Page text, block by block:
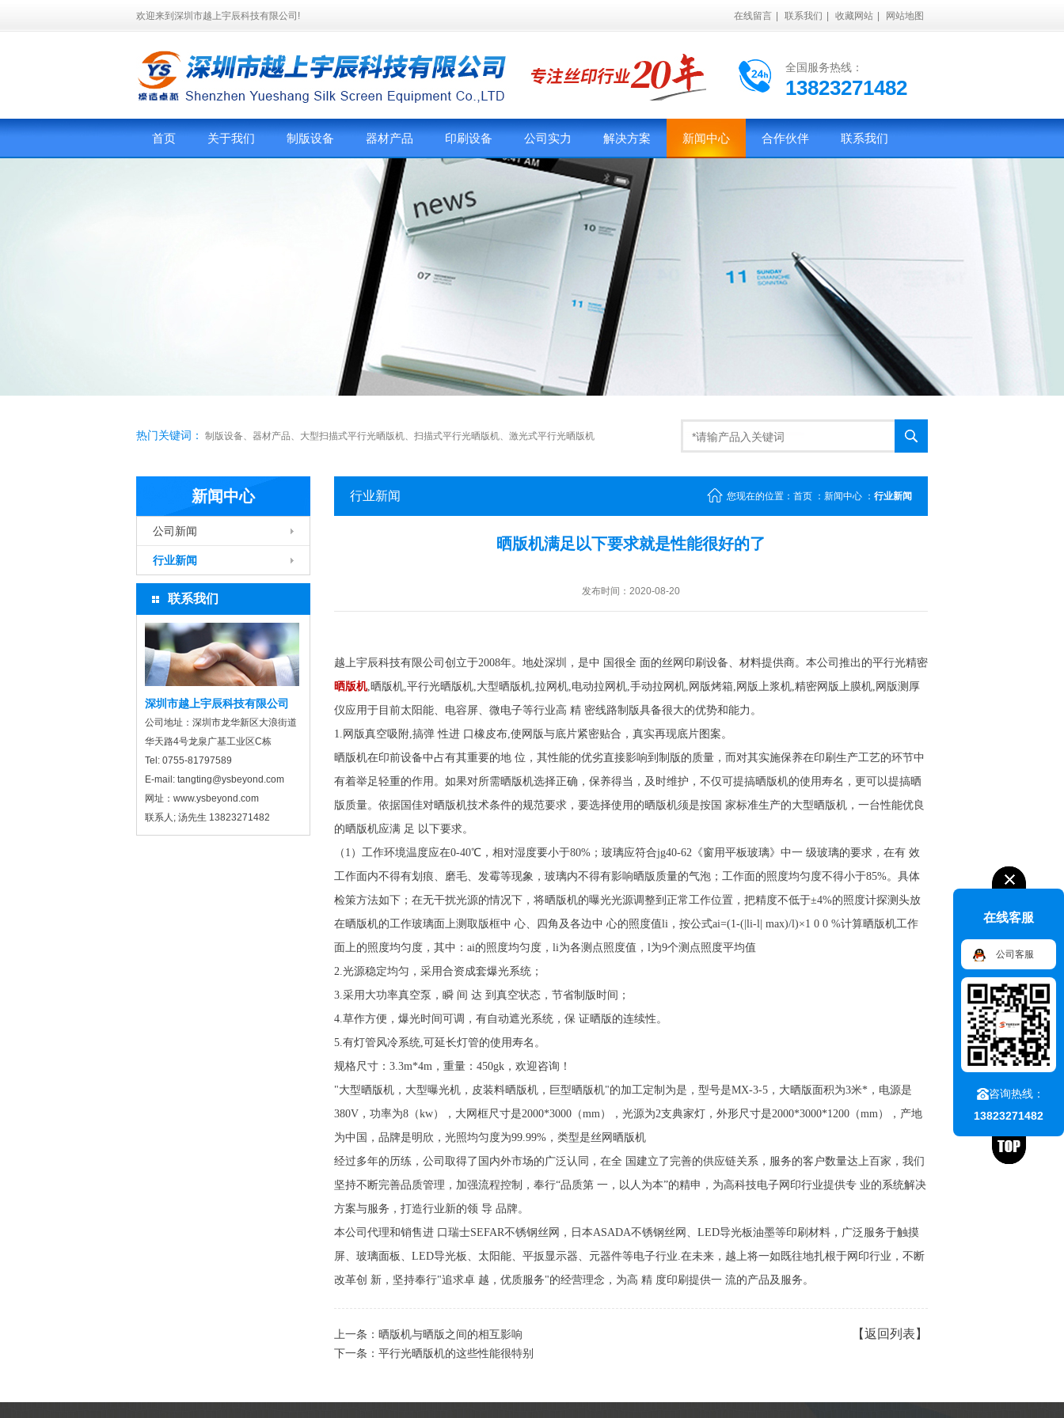
在线留言 联系我们 收藏网站 网站地图
欢迎来到深圳市越上宇辰科技有限公司!
全国服务热线：
13823271482
首页 关于我们 制版设备 器材产品 印刷设备 公司实力 解决方案 新闻中心 合作伙伴 联系我们
热门关键词： 制版设备、 器材产品、 大型扫描式平行光晒版机、 扫描式平行光晒版机、 激光式平行光晒版机
新闻中心
公司新闻
行业新闻
联系我们
深圳市越上宇辰科技有限公司
公司地址：深圳市龙华新区大浪街道
华天路4号龙泉广基工业区C栋
Tel: 0755-81797589
E-mail: tangting@ysbeyond.com
网址：www.ysbeyond.com
联系人; 汤先生 13823271482
行业新闻 您现在的位置： 首页 ： 新闻中心 ： 行业新闻
晒版机满足以下要求就是性能很好的了
发布时间：2020-08-20
越上宇辰科技有限公司创立于2008年。地处深圳，是中 国很全 面的丝网印刷设备、材料提供商。本公司推出的平行光精密
晒版机,晒版机,平行光晒版机,大型晒版机,拉网机,电动拉网机,手动拉网机,网版烤箱,网版上浆机,精密网版上膜机,网版测厚
仪应用于目前太阳能、电容屏、微电子等行业高 精 密线路制版具备很大的优势和能力。
1.网版真空吸附,搞弹 性进 口橡皮布,使网版与底片紧密贴合，真实再现底片图案。
晒版机在印前设备中占有其重要的地 位，其性能的优劣直接影响到制版的质量，而对其实施保养在印刷生产工艺的环节中
有着举足轻重的作用。如果对所需晒版机选择正确，保养得当，及时维护，不仅可提搞晒版机的使用寿名，更可以提搞晒
版质量。依据国佳对晒版机技术条件的规范要求，要选择使用的晒版机须是按国 家标准生产的大型晒版机，一台性能优良
的晒版机应满 足 以下要求。
（1）工作环境温度应在0-40℃，相对湿度要小于80%；玻璃应符合jg40-62《窗用平板玻璃》中一 级玻璃的要求，在有 效
工作面内不得有划痕、磨毛、发霉等现象，玻璃内不得有影响晒版质量的气泡；工作面的照度均匀度不得小于85%。具体
检策方法如下；在无干扰光源的情况下，将晒版机的曝光光源调整到正常工作位置，把精度不低于±4%的照度计探测头放
在晒版机的工作玻璃面上测取版框中 心、四角及各边中 心的照度值li，按公式ai=(1-(|li-l| max)/l)×1 0 0 %计算晒版机工作
面上的照度均匀度，其中：ai的照度均匀度，li为各测点照度值，l为9个测点照度平均值
2.光源稳定均匀，采用合资成套爆光系统；
3.采用大功率真空泵，瞬 间 达 到真空状态，节省制版时间；
4.草作方便，爆光时间可调，有自动遮光系统，保 证晒版的连续性。
5.有灯管风冷系统,可延长灯管的使用寿名。
规格尺寸：3.3m*4m，重量：450gk，欢迎咨询！
"大型晒版机，大型曝光机，皮装料晒版机，巨型晒版机"的加工定制为是，型号是MX-3-5，大晒版面积为3米*，电源是
380V，功率为8（kw），大网框尺寸是2000*3000（mm），光源为2支典家灯，外形尺寸是2000*3000*1200（mm），产地
为中国，品牌是明欣，光照均匀度为99.99%，类型是丝网晒版机
经过多年的历练，公司取得了国内外市场的广泛认同，在全 国建立了完善的供应链关系，服务的客户数量达上百家，我们
坚持不断完善品质管理，加强流程控制，奉行“品质第 一，以人为本”的精申，为高科技电子网印行业提供专 业的系统解决
方案与服务，打造行业新的领 导 品牌。
本公司代理和销售进 口瑞士SEFAR不锈钢丝网，日本ASADA不锈钢丝网、LED导光板油墨等印刷材料，广泛服务于触摸
屏、玻璃面板、LED导光板、太阳能、平扳显示器、元器件等电子行业.在未来，越上将一如既往地扎根于网印行业，不断
改革创 新，坚持奉行"追求卓 越，优质服务"的经营理念，为高 精 度印刷提供一 流的产品及服务。
上一条： 晒版机与晒版之间的相互影响
下一条： 平行光晒版机的这些性能很特别
【返回列表】
在线客服
公司客服
咨询热线：
13823271482